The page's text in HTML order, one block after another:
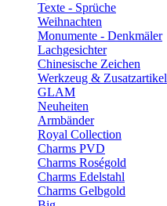
Texte - Sprüche
Weihnachten
Monumente - Denkmäler
Lachgesichter
Chinesische Zeichen
Werkzeug & Zusatzartikel
GLAM
Neuheiten
Armbänder
Royal Collection
Charms PVD
Charms Roségold
Charms Edelstahl
Charms Gelbgold